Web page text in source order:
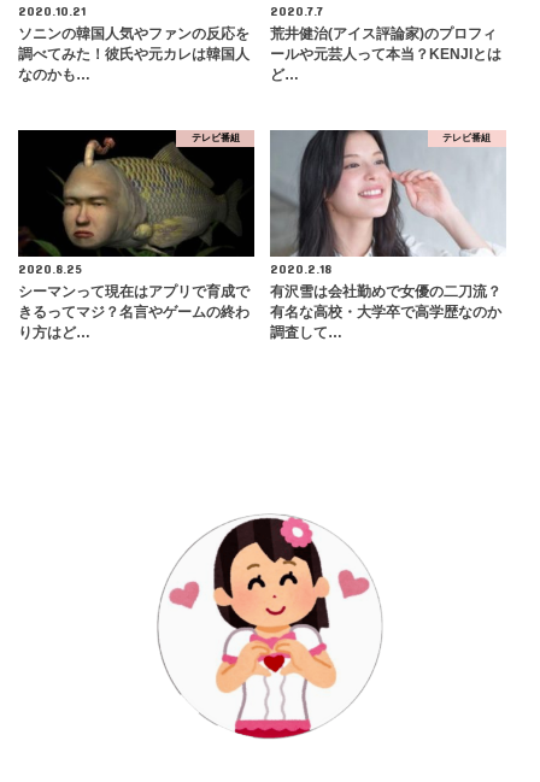
2020.10.21
ソニンの韓国人気やファンの反応を
調べてみた！彼氏や元カレは韓国人
なのかも…
2020.7.7
荒井健治(アイス評論家)のプロフィ
ールや元芸人って本当？KENJIとは
ど…
テレビ番組
2020.8.25
シーマンって現在はアプリで育成で
きるってマジ？名言やゲームの終わ
り方はど…
テレビ番組
2020.2.18
有沢雪は会社勤めで女優の二刀流？
有名な高校・大学卒で高学歴なのか
調査して…